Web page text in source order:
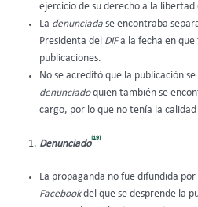
ejercicio de su derecho a la libertad
La denunciada se encontraba
Presidenta del DIFa la fecha en que
publicaciones.
No se acreditó que la publicación
denunciadoquien también se
cargo, por lo que no tenía la
Denunciado
[19]
La propaganda no fue difundida por
Facebookdel que se desprende la